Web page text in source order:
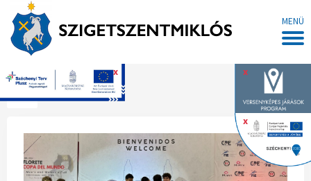
MENÜ
x
x
x
Főoldal